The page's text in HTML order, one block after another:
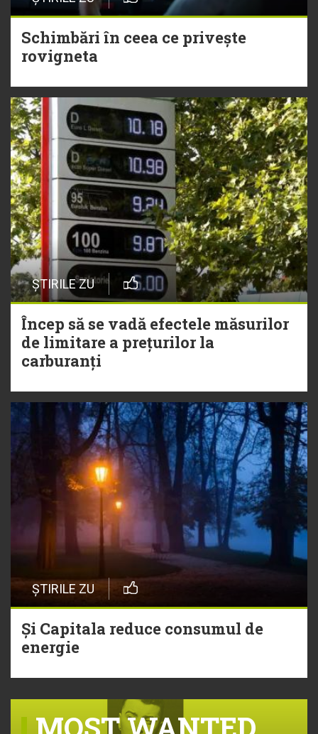
Schimbări în ceea ce privește
rovigneta
ȘTIRILE ZU
Încep să se vadă efectele măsurilor
de limitare a prețurilor la
carburanți
ȘTIRILE ZU
Și Capitala reduce consumul de
energie